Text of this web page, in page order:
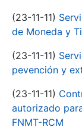
(23-11-11)
de Moneda y
(23-11-11)
pevención y
(23-11-11)
autorizado
FNMT-RCM